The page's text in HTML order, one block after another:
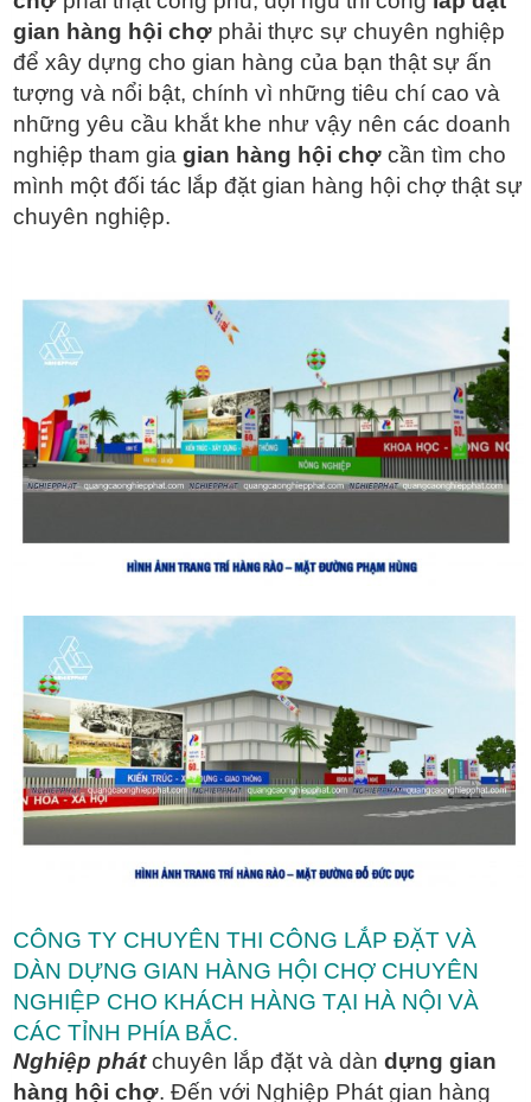
gian hàng hội chợ phải thực sự chuyên nghiệp
để xây dựng cho gian hàng của bạn thật sự ấn
tượng và nổi bật, chính vì những tiêu chí cao và
những yêu cầu khắt khe như vậy nên các doanh
nghiệp tham gia gian hàng hội chợ cần tìm cho
mình một đối tác lắp đặt gian hàng hội chợ thật sự
chuyên nghiệp.
CÔNG TY CHUYÊN THI CÔNG LẮP ĐẶT VÀ
DÀN DỰNG GIAN HÀNG HỘI CHỢ CHUYÊN
NGHIỆP CHO KHÁCH HÀNG TẠI HÀ NỘI VÀ
CÁC TỈNH PHÍA BẮC.
Nghiệp phátchuyên lắp đặt và dàn dựng gian
hàng hội chợ. Đến với Nghiệp Phát gian hàng